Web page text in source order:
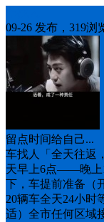
09-26 发布，319浏
留点时间给自己...
车找人「全天往返
天早上6点——晚上
下，车提前准备（
20辆车全天24小时
适）全市任何区域